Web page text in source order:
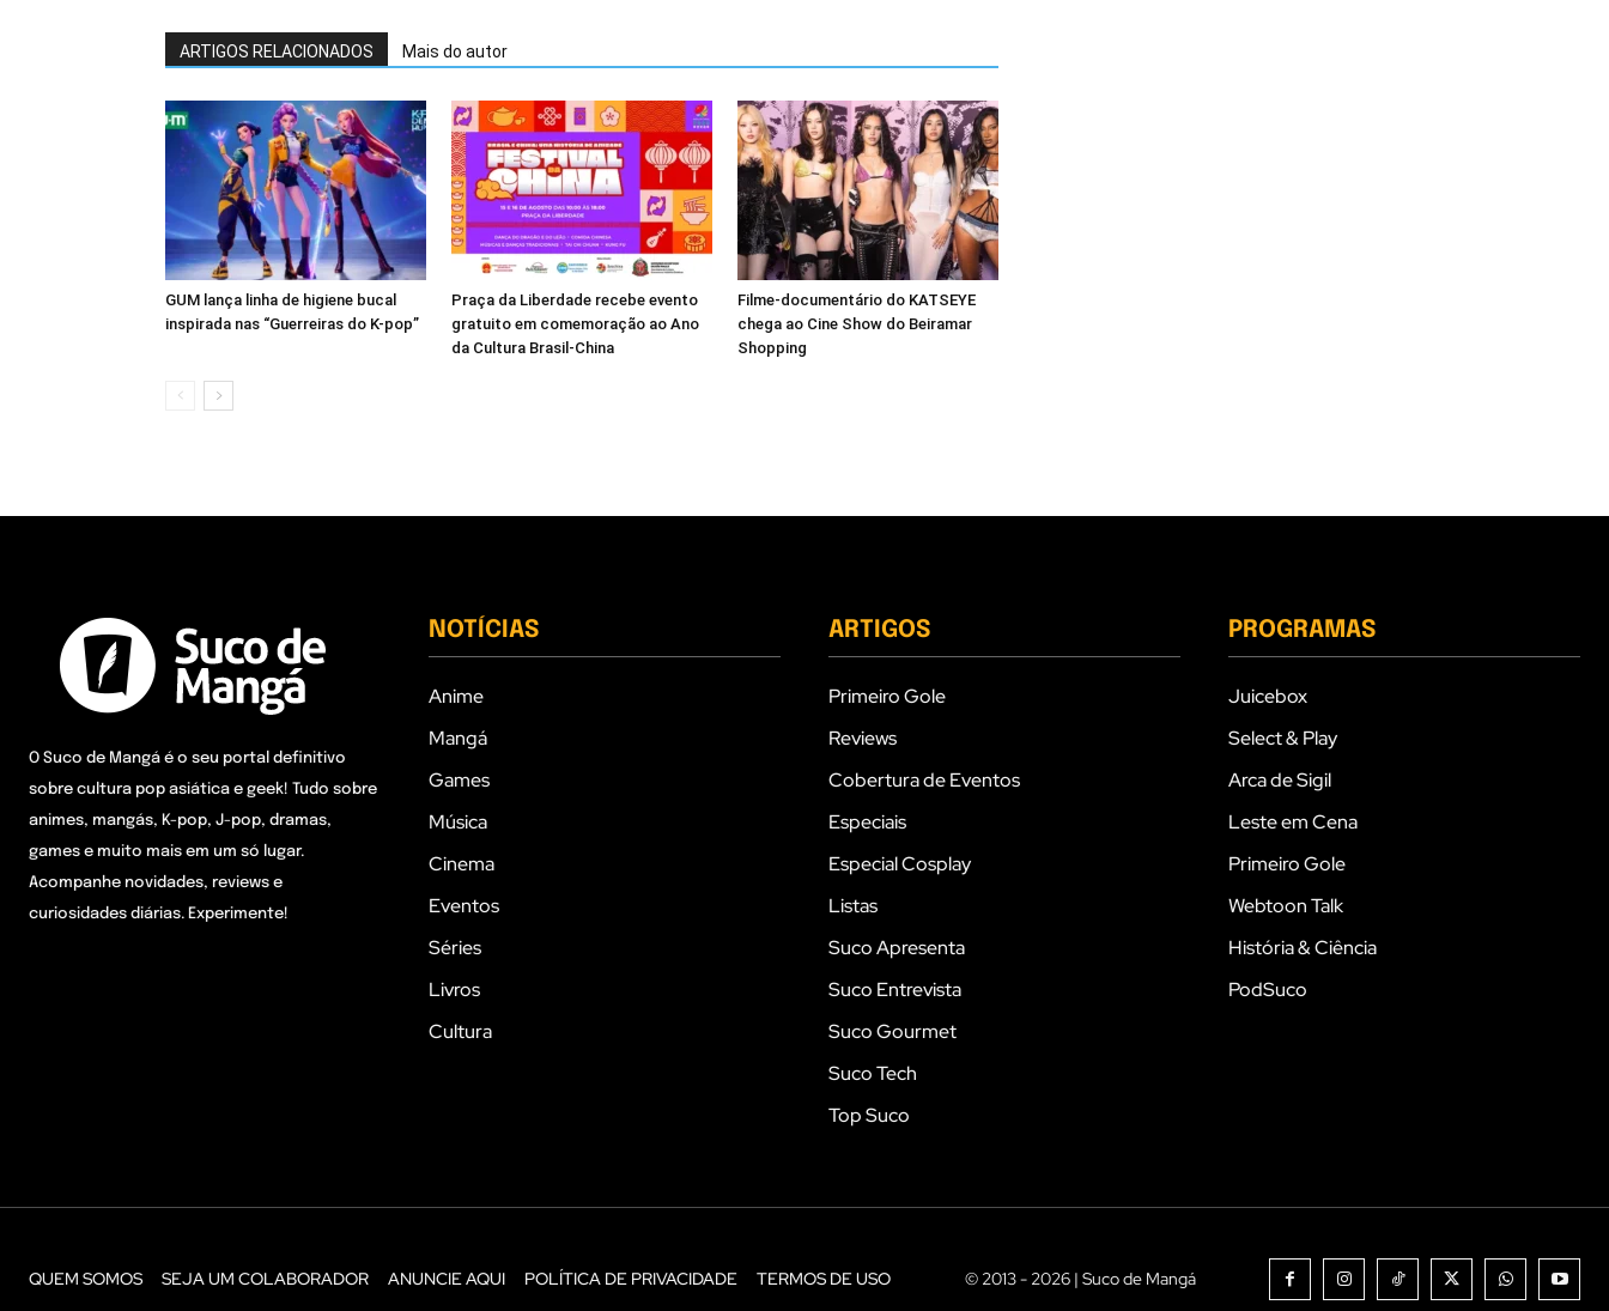
ARTIGOS RELACIONADOS Mais do autor
GUM lança linha de higiene bucal
inspirada nas “Guerreiras do K-pop”
Praça da Liberdade recebe evento
gratuito em comemoração ao Ano
da Cultura Brasil-China
Filme-documentário do KATSEYE
chega ao Cine Show do Beiramar
Shopping
O Suco de Mangá é o seu portal definitivo
sobre cultura pop asiática e geek! Tudo sobre
animes, mangás, K-pop, J-pop, dramas,
games e muito mais em um só lugar.
Acompanhe novidades, reviews e
curiosidades diárias. Experimente!
NOTÍCIAS
Anime
Mangá
Games
Música
Cinema
Eventos
Séries
Livros
Cultura
ARTIGOS
Primeiro Gole
Reviews
Cobertura de Eventos
Especiais
Especial Cosplay
Listas
Suco Apresenta
Suco Entrevista
Suco Gourmet
Suco Tech
Top Suco
PROGRAMAS
Juicebox
Select & Play
Arca de Sigil
Leste em Cena
Primeiro Gole
Webtoon Talk
História & Ciência
PodSuco
QUEM SOMOS SEJA UM COLABORADOR ANUNCIE AQUI POLÍTICA DE PRIVACIDADE TERMOS DE USO © 2013 - 2026 | Suco de Mangá